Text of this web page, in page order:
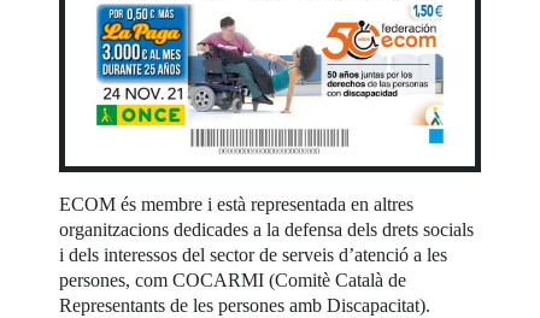
ECOM és membre i està representada en altres
organitzacions dedicades a la defensa dels drets socials
i dels interessos del sector de serveis d’atenció a les
persones, com COCARMI (Comitè Català de
Representants de les persones amb Discapacitat).